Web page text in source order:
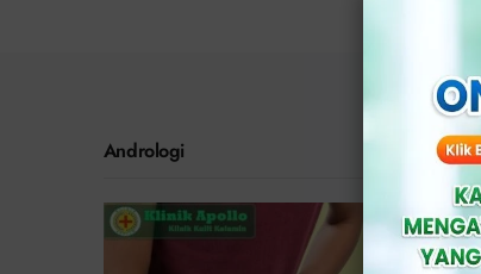
Andrologi
Zakar, Ini Fakta